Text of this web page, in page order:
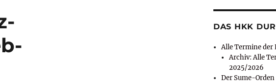
DAS HKK
Alle Termine der
Archiv: Alle
2025/2026
Der Sume-Orden